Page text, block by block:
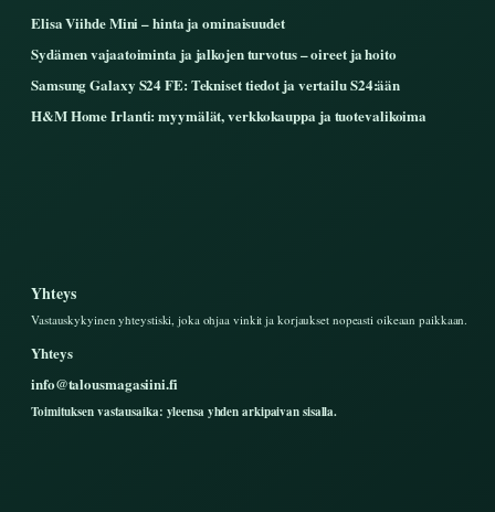
Elisa Viihde Mini – hinta ja ominaisuudet
Sydämen vajaatoiminta ja jalkojen turvotus – oireet ja hoito
Samsung Galaxy S24 FE: Tekniset tiedot ja vertailu S24:ään
H&M Home Irlanti: myymälät, verkkokauppa ja tuotevalikoima
Yhteys
Vastauskykyinen yhteystiski, joka ohjaa vinkit ja korjaukset nopeasti oikeaan paikkaan.
Yhteys
info@talousmagasiini.fi
Toimituksen vastausaika: yleensa yhden arkipaivan sisalla.